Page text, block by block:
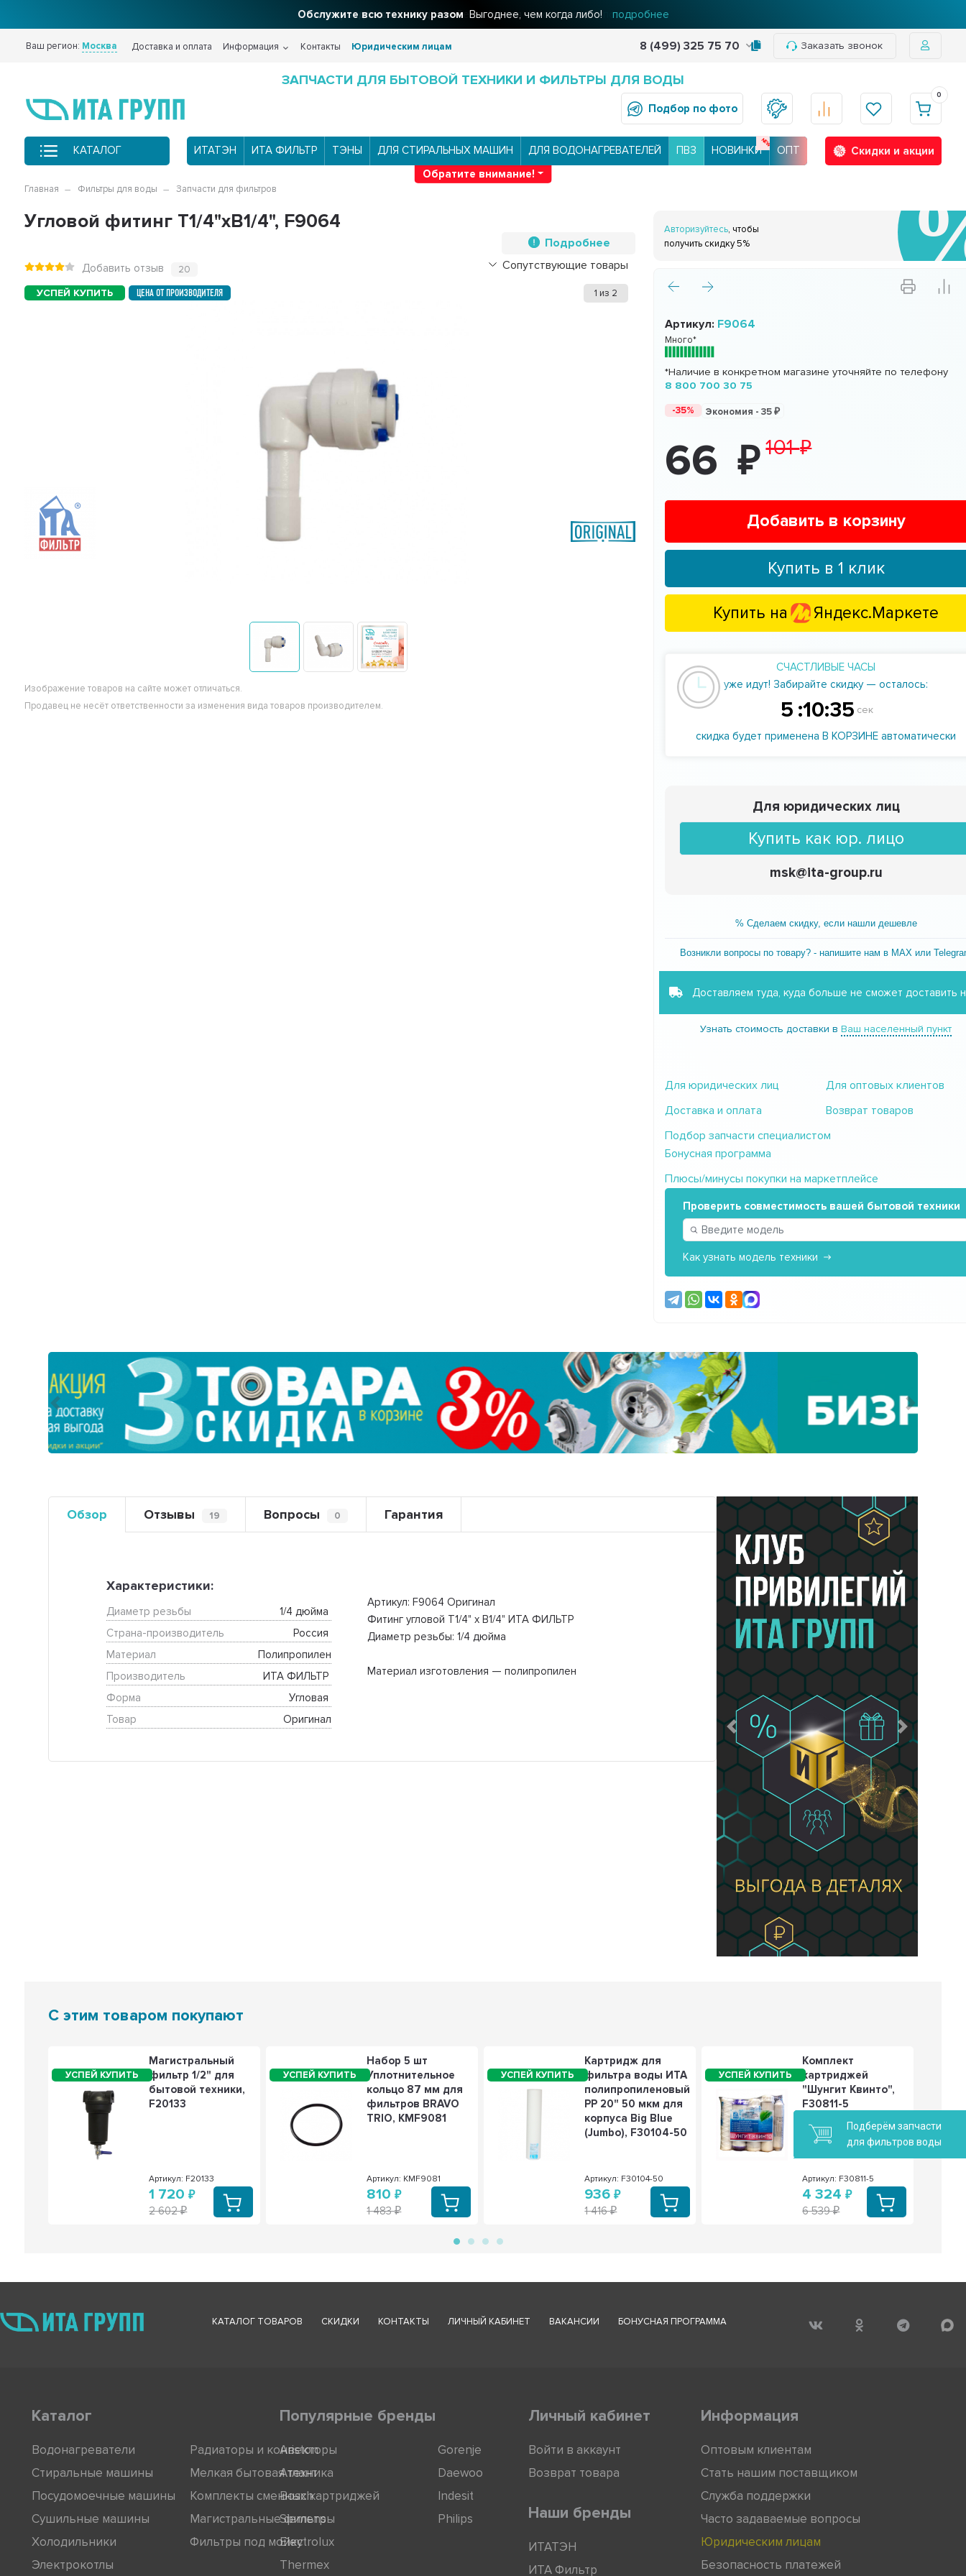
Фильтры для вашего домаРешения для очистки воды подробнее
Ваш регион: Москва Доставка и оплата Информация Контакты Юридическим лицам 8 (499) 325 75 70 Заказать звонок
ЗАПЧАСТИ ДЛЯ БЫТОВОЙ ТЕХНИКИ И ФИЛЬТРЫ ДЛЯ ВОДЫ
Подбор по фото
0
КАТАЛОГ ИТАТЭН ИТА ФИЛЬТР ТЭНЫ ДЛЯ СТИРАЛЬНЫХ МАШИН ДЛЯ ВОДОНАГРЕВАТЕЛЕЙ ПВЗ НОВИНКИ ОПТ
Скидки и акции
Обратите внимание!
Главная Фильтры для воды Запчасти для фильтров
Угловой фитинг Т1/4"хB1/4", F9064
Подробнее
Сопутствующие товары
Добавить отзыв 20
1 из 2
Изображение товаров на сайте может отличаться.
Продавец не несёт ответственности за изменения вида товаров производителем.
Авторизуйтесь, чтобы
получить скидку 5%
Артикул: F9064
Много*
*Наличие в конкретном магазине уточняйте по телефону
8 800 700 30 75
-35% Экономия -35
66 101
Добавить в корзину
Купить в 1 клик
Купить на Яндекс.Маркете
СЧАСТЛИВЫЕ ЧАСЫ
уже идут! Забирайте скидку — осталось:
5 :10:34 сек
скидка будет применена В КОРЗИНЕ автоматически
Для юридических лиц
Купить как юр. лицо
msk@ita-group.ru
% Сделаем скидку, если нашли дешевле
Возникли вопросы по товару? - напишите нам в MAX или
Доставляем туда, куда больше не сможет доставить
Узнать стоимость доставки вВаш населенный пункт
Для юридических лиц
Для оптовых клиентов
Доставка и оплата
Возврат товаров
Подбор запчасти специалистом
Бонусная программа
Плюсы/минусы покупки на маркетплейсе
Проверить совместимость вашей бытовой техники
Как узнать модель техники
Предыдущий
Обзор Отзывы 19 Вопросы 0 Гарантия
Артикул: F9064 Оригинал
Фитинг угловой T1/4" х B1/4" ИТА ФИЛЬТР
Диаметр резьбы: 1/4 дюйма
Материал изготовления — полипропилен
Характеристики:
Диаметр резьбы
1/4 дюйма
Страна-производитель
Россия
Материал
Полипропилен
Производитель
ИТА ФИЛЬТР
Форма
Угловая
Товар
Оригинал
Предыдущий
Следующий
С этим товаром покупают
Магистральный
фильтр 1/2" для
бытовой техники,
F20133
Артикул: F20133
1 720
2 602
Набор 5 шт
Уплотнительное
кольцо 87 мм для
фильтров BRAVO
TRIO, KMF9081
Артикул: KMF9081
810
1 483
Картридж для
фильтра воды ИТА
полипропиленовый
PP 20" 50 мкм для
корпуса Big Blue
(Jumbo), F30104-50
Артикул: F30104-50
936
1 416
Комплект
картриджей
"Шунгит Квинто",
F30811-5
Артикул: F30811-5
4 324
6 539
КАТАЛОГ ТОВАРОВ СКИДКИ КОНТАКТЫ ЛИЧНЫЙ КАБИНЕТ ВАКАНСИИ БОНУСНАЯ ПРОГРАММА
Каталог
Водонагреватели
Стиральные машины
Посудомоечные машины
Сушильные машины
Холодильники
Электрокотлы
Радиаторы и конвекторы
Мелкая бытовая техника
Комплекты сменных картриджей
Магистральные фильтры
Фильтры под мойку
Популярные бренды
Ariston
Атлант
Bosch
Siemens
Electrolux
Thermex
Gorenje
Daewoo
Indesit
Philips
Личный кабинет
Войти в аккаунт
Возврат товара
Наши бренды
ИТАТЭН
ИТА Фильтр
Информация
Оптовым клиентам
Стать нашим поставщиком
Служба поддержки
Часто задаваемые вопросы
Юридическим лицам
Безопасность платежей
Подберём запчасти
для фильтров воды